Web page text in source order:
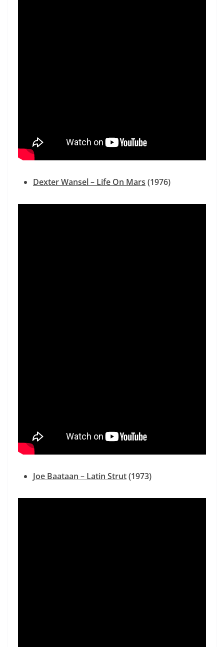
Dexter Wansel – Life On Mars (1976)
Joe Baataan – Latin Strut(1973)